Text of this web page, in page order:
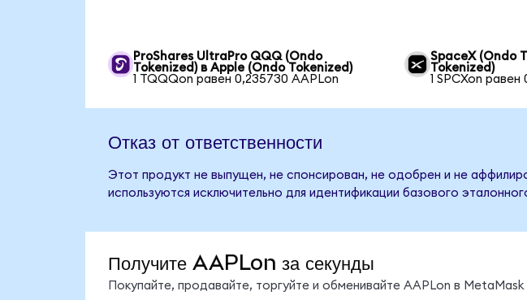
ProShares UltraPro QQQ (Ondo
Tokenized) в Apple (Ondo Tokenized)
1 TQQQon равен 0,235730 AAPLon
SpaceX (Ondo
Tokenized)
1 SPCXon
Отказ от ответственности
Этот продукт не выпущен, не спонсирован, не одобрен и не
используются исключительно для идентификации базового
Получите AAPLon за секунды
Покупайте, продавайте, торгуйте и обменивайте AAPLon в